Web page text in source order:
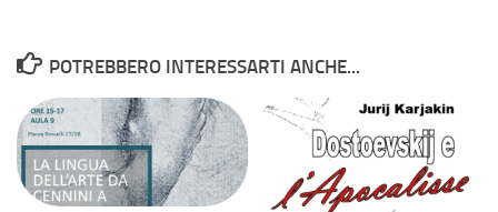
POTREBBERO INTERESSARTI ANCHE...